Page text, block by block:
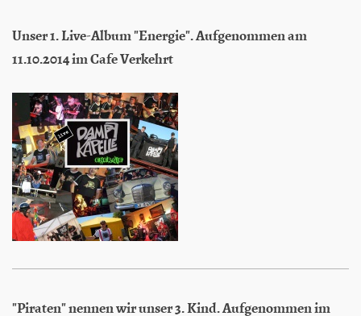
Unser 1. Live-Album "Energie". Aufgenommen am
11.10.2014 im Cafe Verkehrt
"Piraten" nennen wir unser 3. Kind. Aufgenommen im